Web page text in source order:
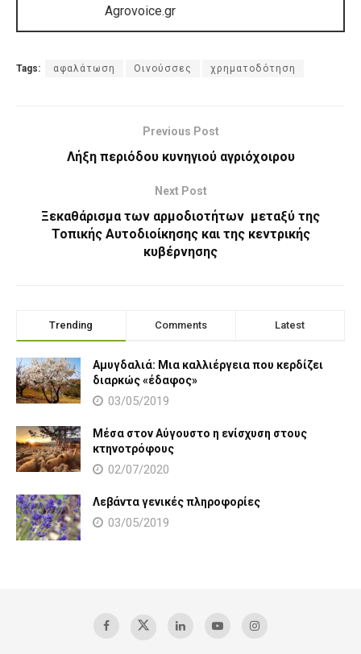
Agrovoice.gr
Tags: αφαλάτωση Οινούσσες χρηματοδότηση
Previous Post
Λήξη περιόδου κυνηγιού αγριόχοιρου
Next Post
Ξεκαθάρισμα των αρμοδιοτήτων μεταξύ της
Τοπικής Αυτοδιοίκησης και της κεντρικής
κυβέρνησης
Trending Comments Latest
Αμυγδαλιά: Μια καλλιέργεια που κερδίζει
διαρκώς «έδαφος»
03/05/2019
Μέσα στον Αύγουστο η ενίσχυση στους
κτηνοτρόφους
02/07/2020
Λεβάντα γενικές πληροφορίες
03/05/2019